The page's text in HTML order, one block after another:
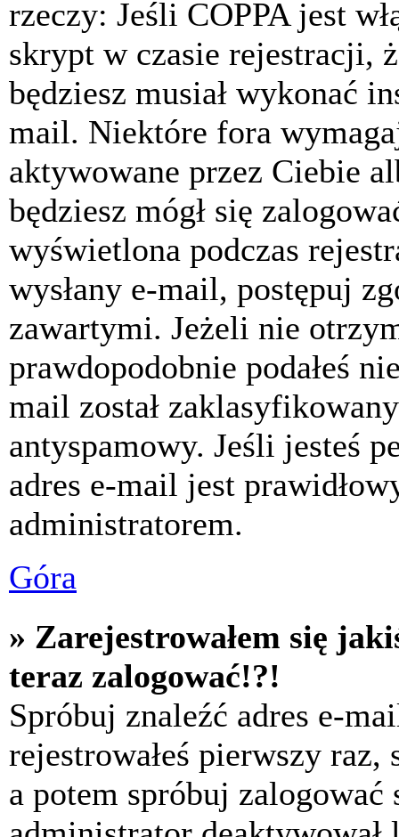
rzeczy: Jeśli COPPA jest
skrypt w czasie rejestracji,
będziesz musiał wykonać
mail. Niektóre fora
aktywowane przez Ciebie
będziesz mógł się
wyświetlona podczas
wysłany e-mail, postępuj
zawartymi. Jeżeli nie
prawdopodobnie podałeś
mail został
antyspamowy. Jeśli jesteś
adres e-mail jest
administratorem.
Góra
» Zarejestrowałem się
teraz zalogować!?!
Spróbuj znaleźć adres e-
rejestrowałeś pierwszy
a potem spróbuj